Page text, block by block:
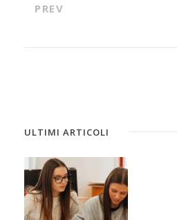
PREV
ULTIMI ARTICOLI